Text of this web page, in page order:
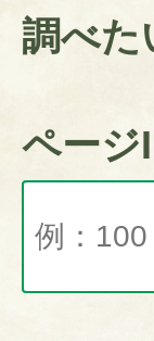
調べた
ページ